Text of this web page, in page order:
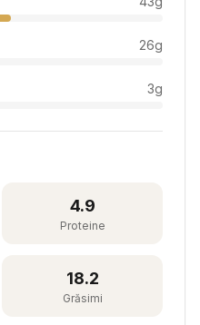
26g
3g
4.9
Proteine
18.2
Grăsimi